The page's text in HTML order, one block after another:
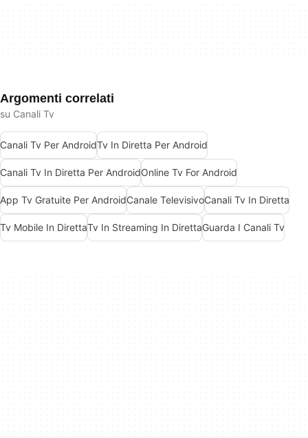
Argomenti correlati
su Canali Tv
Canali Tv Per AndroidTv In Diretta Per Android
Canali Tv In Diretta Per AndroidOnline Tv For Android
App Tv Gratuite Per AndroidCanale TelevisivoCanali Tv In Diretta
Tv Mobile In DirettaTv In Streaming In DirettaGuarda I Canali Tv